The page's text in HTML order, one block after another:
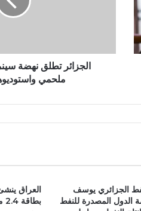
الجزائر تطلق نهضة
ملحمي
الجزائري يوسف
الدول المصدرة للنفط
العراق
بطاقة 2.4 مليون برميل يوميًا